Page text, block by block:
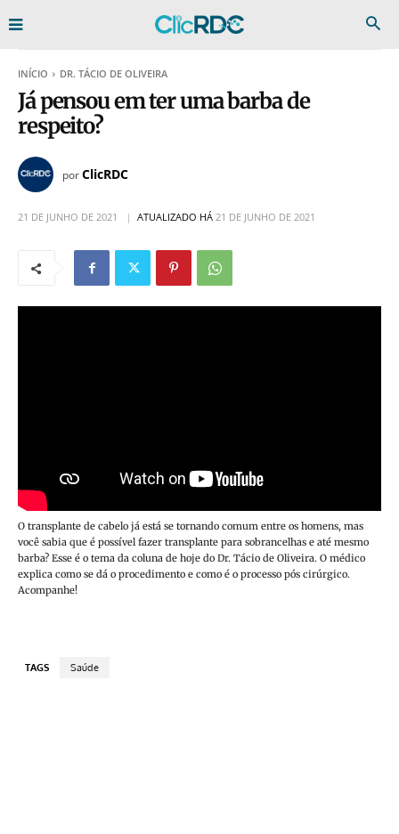
INÍCIO DR. TÁCIO DE OLIVEIRA
Já pensou em ter uma barba de
respeito?
porClicRDC
21 DE JUNHO DE 2021 ATUALIZADO HÁ 21 DE JUNHO DE 2021
O transplante de cabelo já está se tornando comum entre os homens, mas
você sabia que é possível fazer transplante para sobrancelhas e até mesmo
barba? Esse é o tema da coluna de hoje do Dr. Tácio de Oliveira. O médico
explica como se dá o procedimento e como é o processo pós cirúrgico.
Acompanhe!
TAGS Saúde